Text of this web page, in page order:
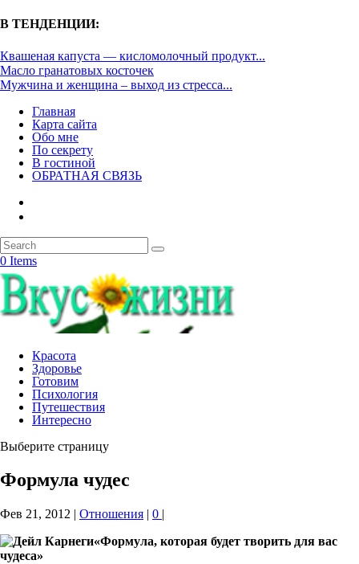
В ТЕНДЕНЦИИ:
Квашеная капуста — кисломолочный продукт...
Масло гранатовых косточек
Мужчина и женщина – выход из стресса...
Главная
Карта сайта
Обо мне
По секрету
В гостиной
ОБРАТНАЯ СВЯЗЬ
0 Items
Красота
Здоровье
Готовим
Психология
Путешествия
Интересно
Выберите страницу
Формула чудес
Фев 21, 2012 | Отношения | 0 |
«Формула, которая будет творить для вас
чудеса»